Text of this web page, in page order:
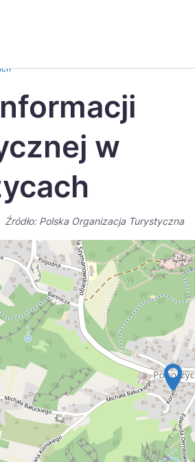
日本
w
Źródło: Polska Organizacja Turystyczna